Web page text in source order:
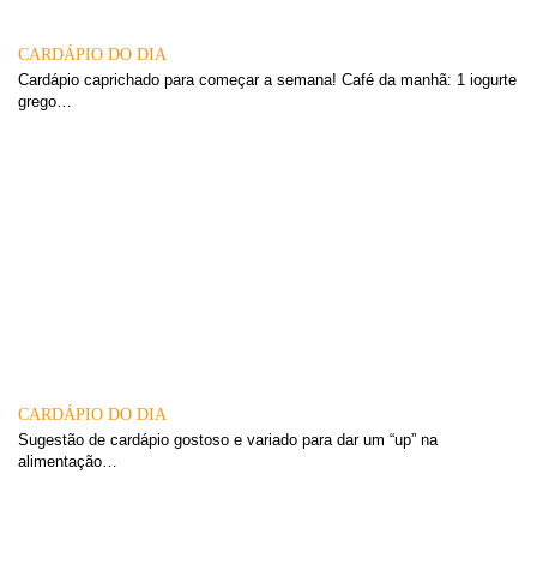
CARDÁPIO DO DIA
Cardápio caprichado para começar a semana! Café da manhã: 1 iogurte
grego…
CARDÁPIO DO DIA
Sugestão de cardápio gostoso e variado para dar um “up” na
alimentação…